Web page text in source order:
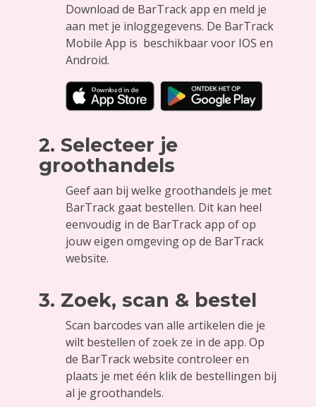
Download de BarTrack app en meld je
aan met je inloggegevens. De BarTrack
Mobile App is beschikbaar voor IOS en
Android.
2. Selecteer je
groothandels
Geef aan bij welke groothandels je met
BarTrack gaat bestellen. Dit kan heel
eenvoudig in de BarTrack app of op
jouw eigen omgeving op de BarTrack
website.
3. Zoek, scan & bestel
Scan barcodes van alle artikelen die je
wilt bestellen of zoek ze in de app. Op
de BarTrack website controleer en
plaats je met één klik de bestellingen bij
al je groothandels.